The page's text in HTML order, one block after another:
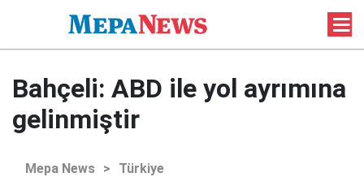
Bahçeli: ABD ile yol ayrımına
gelinmiştir
Mepa News > Türkiye